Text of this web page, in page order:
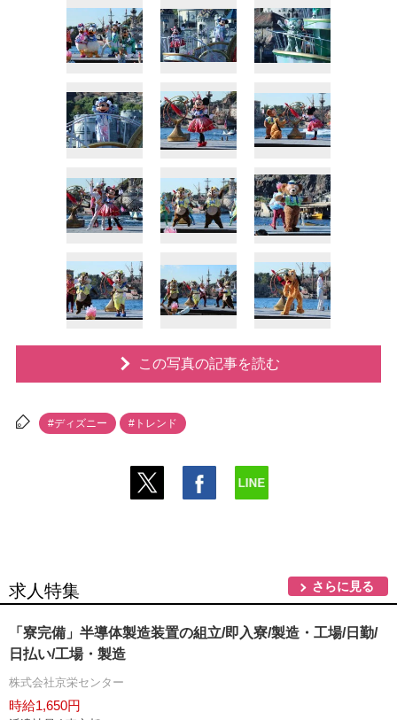
この写真の記事を読む
#ディズニー #トレンド
求人特集 さらに見る
「寮完備」半導体製造装置の組立/即入寮/製造・工場/日勤/
日払い/工場・製造
株式会社京栄センター
時給1,650円